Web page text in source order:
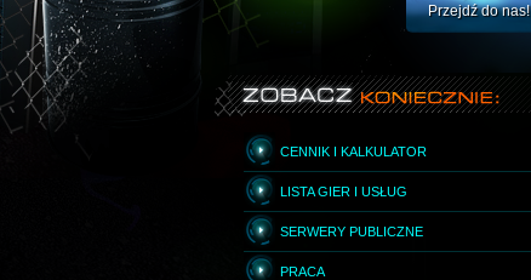
Przejdź do nas!
CENNIK I KALKULATOR
LISTA GIER I USŁUG
SERWERY PUBLICZNE
PRACA